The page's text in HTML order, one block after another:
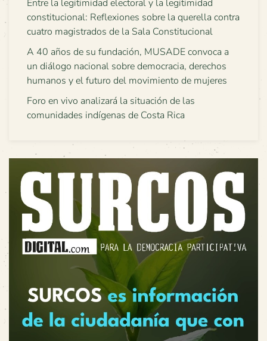
Entre la legitimidad electoral y la legitimidad
constitucional: Reflexiones sobre la querella contra
cuatro magistrados de la Sala Constitucional
A 40 años de su fundación, MUSADE convoca a
un diálogo nacional sobre democracia, derechos
humanos y el futuro del movimiento de mujeres
Foro en vivo analizará la situación de las
comunidades indígenas de Costa Rica